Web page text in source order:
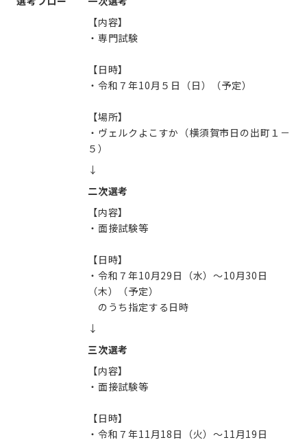
【内容】
・専門試験
【日時】
・令和７年10月５日（日）（予定）
【場所】
・ヴェルクよこすか（横須賀市日の出町１－
５）
↓
二次選考
【内容】
・面接試験等
【日時】
・令和７年10月29日（水）～10月30日
（木）（予定）
のうち指定する日時
↓
三次選考
【内容】
・面接試験等
【日時】
・令和７年11月18日（火）～11月19日